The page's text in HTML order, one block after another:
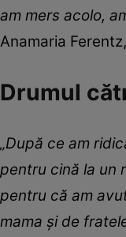
am mers acolo,
Anamaria
Drumul
„După ce am
pentru cină la un
pentru că am
mama şi de